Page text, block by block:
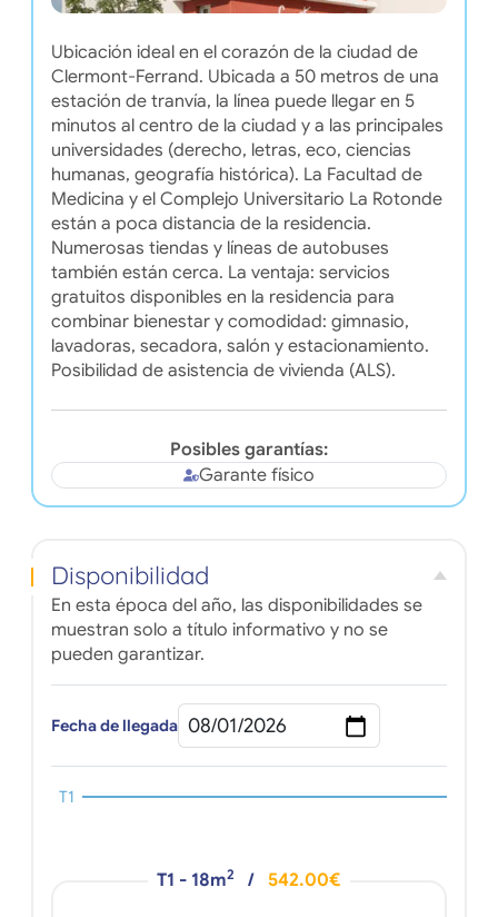
Ubicación ideal en el corazón de la ciudad de
Clermont-Ferrand. Ubicada a 50 metros de una
estación de tranvía, la línea puede llegar en 5
minutos al centro de la ciudad y a las principales
universidades (derecho, letras, eco, ciencias
humanas, geografía histórica). La Facultad de
Medicina y el Complejo Universitario La Rotonde
están a poca distancia de la residencia.
Numerosas tiendas y líneas de autobuses
también están cerca. La ventaja: servicios
gratuitos disponibles en la residencia para
combinar bienestar y comodidad: gimnasio,
lavadoras, secadora, salón y estacionamiento.
Posibilidad de asistencia de vivienda (ALS).
Posibles garantías:
Garante físico
Disponibilidad
En esta época del año, las disponibilidades se
muestran solo a título informativo y no se
pueden garantizar.
Fecha de llegada
T1
T1 - 18m2 / 542.00€